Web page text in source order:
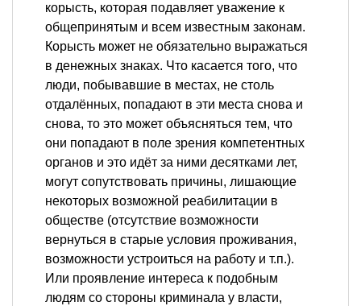
корысть, которая подавляет уважение к
общепринятым и всем известным законам.
Корысть может не обязательно выражаться
в денежных знаках. Что касается того, что
люди, побывавшие в местах, не столь
отдалённых, попадают в эти места снова и
снова, то это может объясняться тем, что
они попадают в поле зрения компетентных
органов и это идёт за ними десятками лет,
могут сопутствовать причины, лишающие
некоторых возможной реабилитации в
обществе (отсутствие возможности
вернуться в старые условия проживания,
возможности устроиться на работу и т.п.).
Или проявление интереса к подобным
людям со стороны криминала у власти,